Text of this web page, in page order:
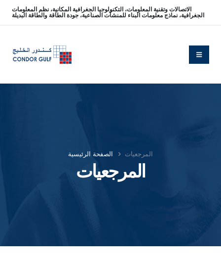
الاتصالات وتقنية المعلومات، التكنولوجيا الجغرافية المكانية، نظم المعلومات
الجغرافية، نماذج معلومات البناء للمنشآت الصناعية، جودة الطاقة والطاقة البديلة
المرجعيات
الصفحة الرئيسية المرجعيات